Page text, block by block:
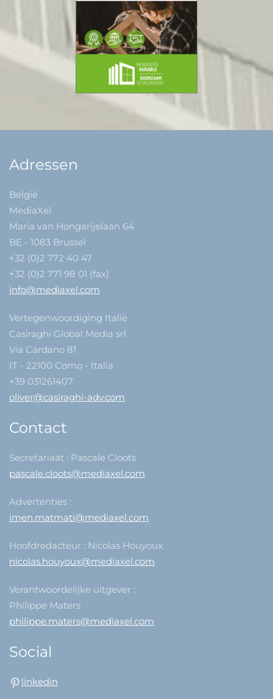
Adressen
België
MediaXel
Maria van Hongarijelaan 64
BE - 1083 Brussel
+32 (0)2 772 40 47
+32 (0)2 771 98 01 (fax)
info@mediaxel.com
Vertegenwoordiging Italië
Casiraghi Global Media srl
Via Cardano 81
IT - 22100 Como - Italia
+39 031261407
oliver@casiraghi-adv.com
Contact
Secretariaat : Pascale Cloots
pascale.cloots@mediaxel.com
Advertenties :
imen.matmati@mediaxel.com
Hoofdredacteur : Nicolas Houyoux
nicolas.houyoux@mediaxel.com
Verantwoordelijke uitgever :
Philippe Maters
philippe.maters@mediaxel.com
Social
linkedin